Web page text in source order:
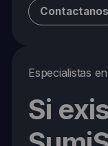
Contactanos
Especialistas
Si